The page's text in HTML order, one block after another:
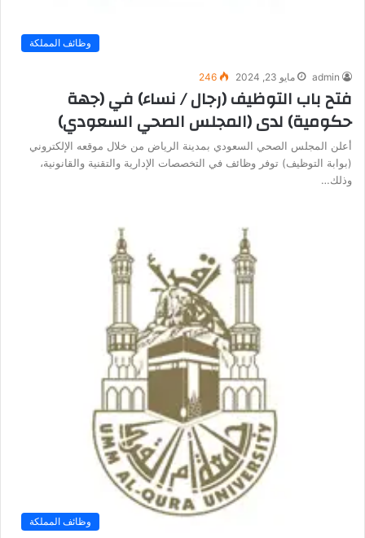
وظائف المملكة
admin مايو 23, 2024 246
فتح باب التوظيف (رجال / نساء) في (جهة
حكومية) لدى (المجلس الصحي السعودي)
أعلن المجلس الصحي السعودي بمدينة الرياض من خلال موقعه الإلكتروني
(بوابة التوظيف) توفر وظائف في التخصصات الإدارية والتقنية والقانونية،
وذلك…
وظائف المملكة